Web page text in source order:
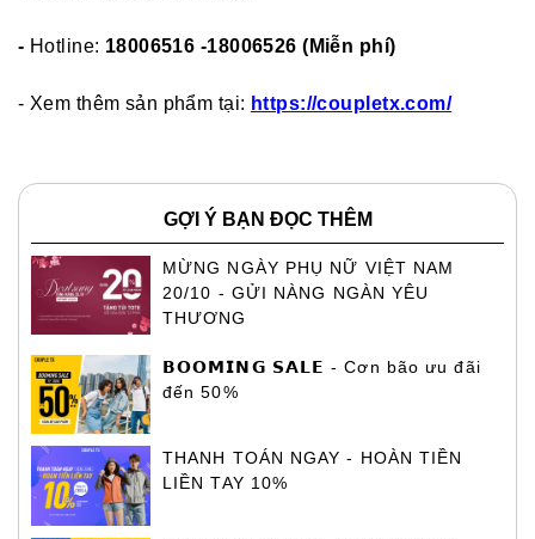
- Hotline: 18006516 -18006526 (Miễn phí)
- Xem thêm sản phẩm tại: https://coupletx.com/
GỢI Ý BẠN ĐỌC THÊM
MỪNG NGÀY PHỤ NỮ VIỆT NAM
20/10 - GỬI NÀNG NGÀN YÊU
THƯƠNG
𝗕𝗢𝗢𝗠𝗜𝗡𝗚 𝗦𝗔𝗟𝗘 - Cơn bão ưu đãi
đến 50%
THANH TOÁN NGAY - HOÀN TIỀN
LIỀN TAY 10%